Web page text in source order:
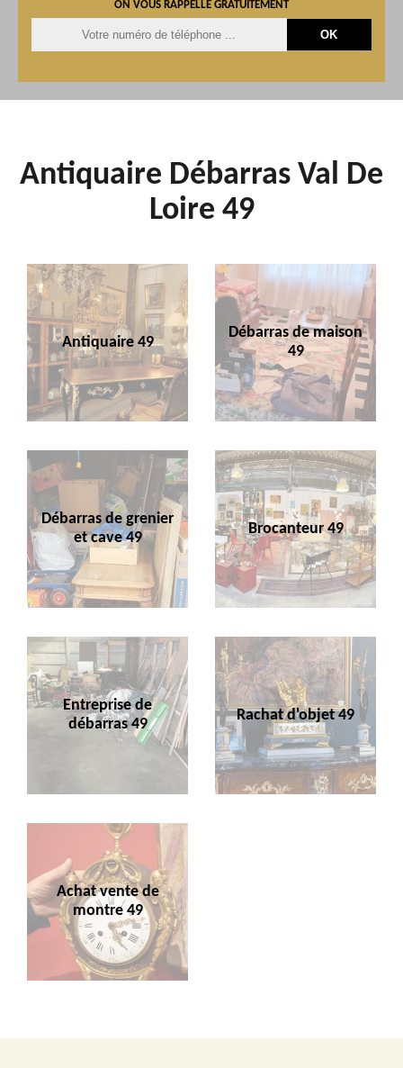
ON VOUS RAPPELLE GRATUITEMENT
Antiquaire Débarras Val De
Loire 49
Antiquaire 49
Débarras de maison
49
Débarras de grenier
et cave 49
Brocanteur 49
Entreprise de
débarras 49
Rachat d'objet 49
Achat vente de
montre 49